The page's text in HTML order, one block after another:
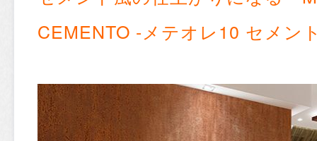
CEMENTO -メテオレ10 セメン